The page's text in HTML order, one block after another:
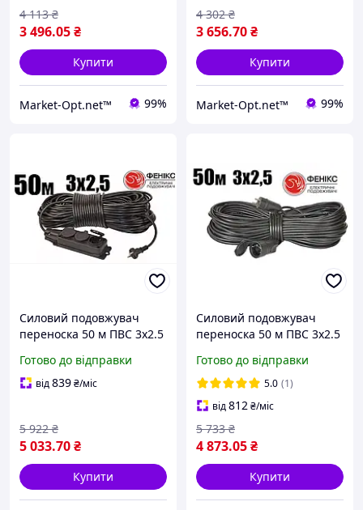
3 496.05₴
4 113 ₴
Купити
Market-Opt.net™ 99%
3 656.70₴
4 302 ₴
Купити
Market-Opt.net™ 99%
Силовий подовжувач
переноска 50 м ПВС 3х2.5
розетки з заземленням
Фенікс
Готово до відправки
від839₴/міс
5 033.70₴
5 922 ₴
Купити
Силовий подовжувач
переноска 50 м ПВС 3х2.5
заземленням Фенікс
Готово до відправки
5.0 (1)
від812₴/міс
4 873.05₴
5 733 ₴
Купити